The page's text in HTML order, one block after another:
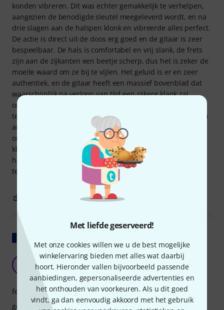
Met liefde geserveerd!
Met onze cookies willen we u de best mogelijke
winkelervaring bieden met alles wat daarbij
hoort. Hieronder vallen bijvoorbeeld passende
aanbiedingen, gepersonaliseerde advertenties en
het onthouden van voorkeuren. Als u dit goed
vindt, ga dan eenvoudig akkoord met het gebruik
konden vibreren. Dit was echter gemakkelijk te verhelpen,
aangezien de benodigde sleutel meegeleverd wordt, en na
drie slagen aan de halspen klonk en vibreerde alles perfect.
De actie is direct uit de doos erg goed en de gitaar is zeer
bespeelbaar. De hals is comfortabel en vrij slank, de frets
zijn aan de zijkanten een beetje scherp, dus het is zeker de
moeite waard om ze bij te vijlen. Het geluid is er en zeer
authentiek, en de gitaar heeft een massief bovenblad dat
waarschijnlijk na verloop van tijd een rijkere klank zal
ontwikkelen. Ik heb mijn gitaar (zonder problemen)
teruggestuurd vanwege de bovengenoemde schade en een
andere besteld. Ik ben optimistisch dat de gitaar deze keer
onbeschadigd aankomt, ook al heeft hij misschien wat
kleine fabricagefouten, en dat ik er na drie slagen aan de
halspen volop van kan genieten. Dank aan het Thomann-
team voor de probleemloze retourzending!
EVALUATIE MELDEN
Een aangename verrassing!
Olivier360 06.10.2018
features
geluid